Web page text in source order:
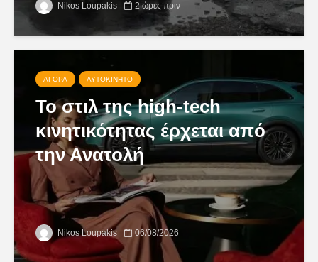
Nikos Loupakis 2 ώρες πριν
ΑΓΟΡΆ ΑΥΤΟΚΊΝΗΤΟ
Το στιλ της high-tech
κινητικότητας έρχεται από
την Ανατολή
Nikos Loupakis 06/08/2026